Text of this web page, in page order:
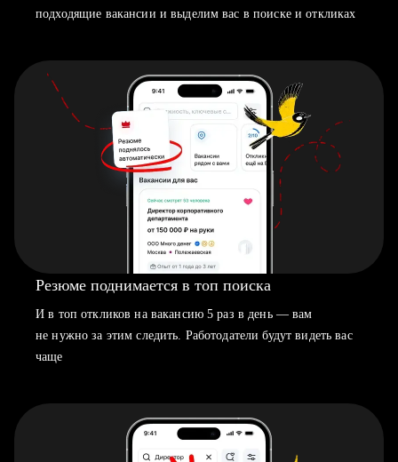
подходящие вакансии и выделим вас в поиске и откликах
Резюме поднимается в топ поиска
И в топ откликов на вакансию 5 раз в день — вам
не нужно за этим следить. Работодатели будут видеть вас
чаще